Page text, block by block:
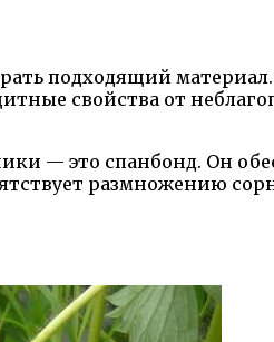
подходящий
свойства от
— это спанбонд. Он
размножению